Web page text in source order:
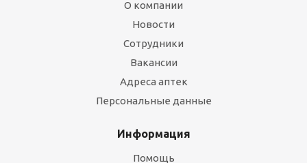
О компании
Новости
Сотрудники
Вакансии
Адреса аптек
Персональные данные
Информация
Помощь